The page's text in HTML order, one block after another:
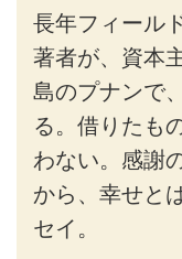
長年フィール
著者が、資本
島のプナンで
る。借りたも
わない。感謝
から、幸せと
セイ。